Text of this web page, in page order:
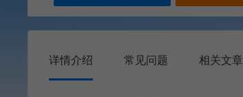
详情介绍 常见问题 相关文章